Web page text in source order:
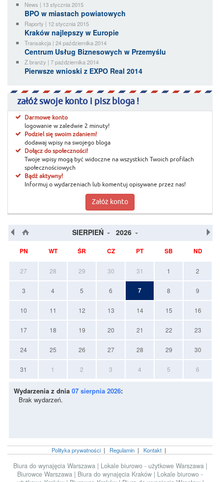
News | 13 stycznia 2015
BPO w miastach powiatowych
Raporty | 12 stycznia 2015
Kraków najlepszy w Europie
Transakcja | 24 października 2014
Centrum Usług Biznesowych w Przemyślu
Z branży | 7 października 2014
Pierwsze wnioski z EXPO Real 2014
załóż swoje konto i pisz bloga !
Darmowe konto
logowanie w zaledwie 2 minuty!
Podziel się swoim zdaniem!
dodawaj wpisy na swojego bloga
Dołącz do społeczności!
Twoje wpisy mogą być widoczne na wszystkich Twoich profilach
społecznościowych
Bądź aktywny!
Informuj o wydarzeniach lub komentuj opisywane przez nas!
Załóż konto
SIERPIEŃ 2026
PN WT ŚR CZ PT SB ND
27 28 29 30 31 1 2
3 4 5 6 7 8 9
10 11 12 13 14 15 16
17 18 19 20 21 22 23
24 25 26 27 28 29 30
31 1 2 3 4 5 6
Wydarzenia z dnia 07 sierpnia 2026:
Brak wydarzeń.
Polityka prywatności| Regulamin| Kontakt|
Biura do wynajęcia Warszawa | Lokale biurowo - użytkowe Warszawa |
Biurowce Warszawa | Biura do wynajęcia Kraków | Lokale biurowo -